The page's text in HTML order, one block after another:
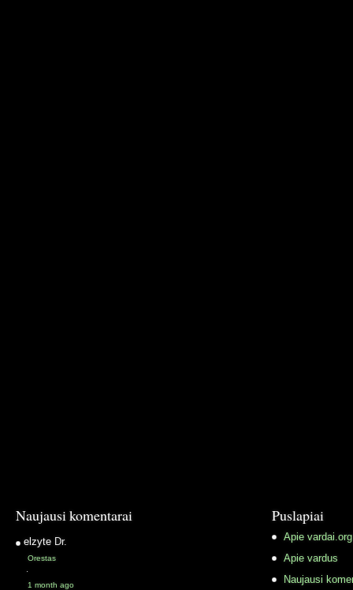
Naujausi komentarai
elzyte Dr.
Orestas
·
1 month ago
Puslapiai
Apie vardai.org
Apie vardus
Naujausi